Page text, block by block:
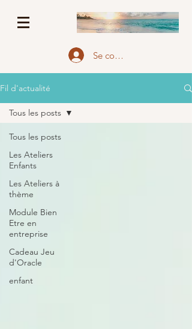
Se connecter
Fil d'actualité
Tous les posts
Les Ateliers
Enfants
Les Ateliers à
thème
Module Bien
Etre en
entreprise
Cadeau Jeu
d'Oracle
enfant
Tous les posts